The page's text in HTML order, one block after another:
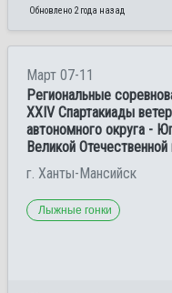
Обновлено 2 года назад
Март 07-11
Региональные
XXIV Спартакиады
автономного округа -
Великой
г. Ханты-Мансийск
Лыжные гонки